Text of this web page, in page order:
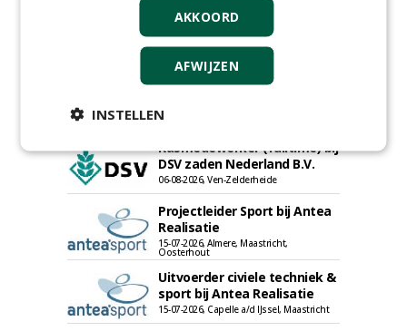
Proefveldmedewerker/
Chauffeur
landbouwmachines bij DSV
zaden Nederland B.V.
06-08-2026, Ven-Zelderheide
Kasmedewerker (fulltime) bij
DSV zaden Nederland B.V.
06-08-2026, Ven-Zelderheide
Projectleider Sport bij Antea
Realisatie
15-07-2026, Almere, Maastricht,
Oosterhout
Uitvoerder civiele techniek &
sport bij Antea Realisatie
15-07-2026, Capelle a/d IJssel, Maastricht
AKKOORD
AFWIJZEN
INSTELLEN